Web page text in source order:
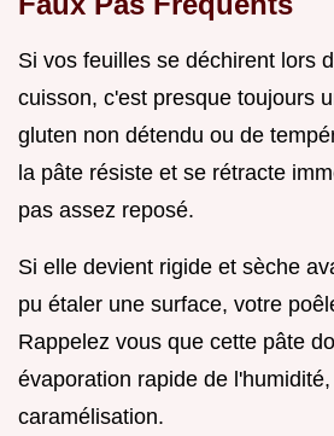
Si vos feuilles se déchirent lors
cuisson, c'est presque toujours
gluten non détendu ou de
la pâte résiste et se rétracte
pas assez reposé.
Si elle devient rigide et sèche
pu étaler une surface, votre
Rappelez vous que cette pâte
évaporation rapide de
caramélisation.